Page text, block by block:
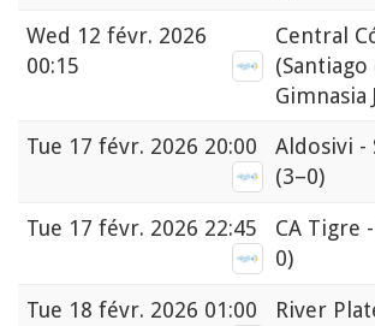
Wed 12 févr. 2026
00:15
Central
Gimnasia
Tue 17 févr. 2026 20:00
Aldosivi -
(3–0)
Tue 17 févr. 2026 22:45 CA Tigre
0)
Tue 18 févr. 2026 01:00
River